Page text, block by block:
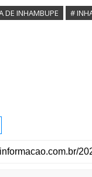
DE INHAMBUPE #